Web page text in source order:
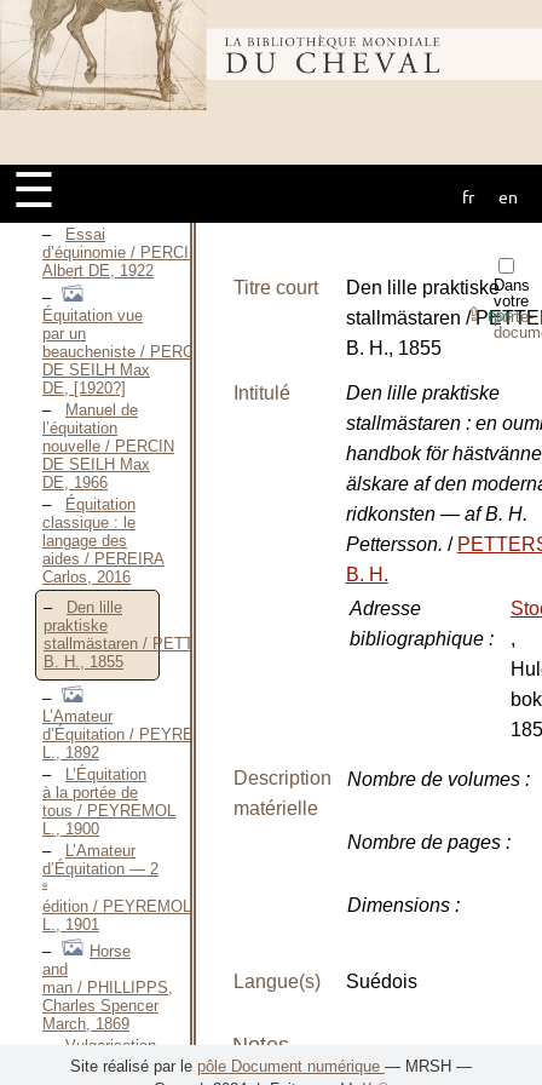
Bibliothèque
mondiale du
cheval
☰ fr en
nuls / PAVIA
Audrey, 2007
Handbuch zur
Ertheilung des
theoretischen
Friedrich Carl
Gerhardt VON,
1875
Essai
d’équinomie / PERCIN
Albert DE, 1922
Équitation vue
par un
beaucheniste / PERCIN
DE SEILH Max
DE, [1920?]
Manuel de
l’équitation
nouvelle / PERCIN
DE SEILH Max
DE, 1966
Équitation
classique : le
langage des
aides / PEREIRA
Carlos, 2016
Den lille
praktiske
stallmästaren / PETTERSSON
B. H., 1855
L’Amateur
d’Équitation / PEYREMOL
L., 1892
L’Équitation
à la portée de
tous / PEYREMOL
L., 1900
L’Amateur
d’Équitation — 2
e
édition / PEYREMOL
L., 1901
Horse
and
man / PHILLIPPS,
Charles Spencer
March, 1869
Vulgarisation
de l’Équitation
Dans
votre
porte-
⇪PDF
Titre court
Den lille praktiske
stallmästaren /
B. H., 1855
Intitulé
Den lille praktiske
stallmästaren : en
handbok för
älskare af den
ridkonsten — af B. H.
Pettersson. /
B. H.
Adresse
bibliographique:
,
Description
matérielle
Nombre de volumes:
Nombre de pages:
Dimensions:
Langue(s) Suédois
Notes
Site réalisé par le pôle Document numérique — MRSH —